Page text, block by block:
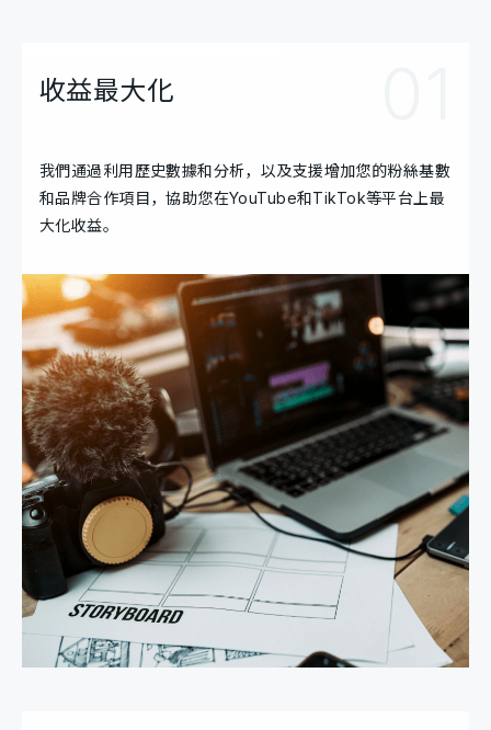
收益最大化
我們通過利用歷史數據和分析，以及支援增加您的粉絲基數
和品牌合作項目，協助您在YouTube和TikTok等平台上最
大化收益。